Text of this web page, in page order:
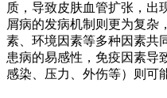
质，导致皮肤血管扩张，出
屑病的发病机制则更为复杂
素、环境因素等多种因素共
患病的易感性，免疫因素导
感染、压力、外伤等）则可